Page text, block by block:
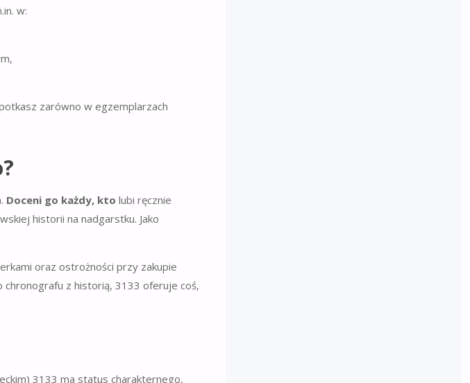
w:
zarówno w egzemplarzach
Doceni go każdy, kto lubi ręcznie
historii na nadgarstku. Jako
oraz ostrożności przy zakupie
chronografu z historią, 3133 oferuje coś,
3133 ma status charakternego,